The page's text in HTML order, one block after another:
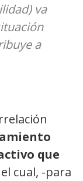
va
a
que
cual, -para